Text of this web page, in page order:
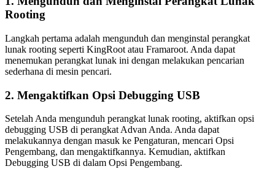
Rooting
Langkah pertama adalah mengunduh dan menginstal perangkat
lunak rooting seperti KingRoot atau Framaroot. Anda dapat
menemukan perangkat lunak ini dengan melakukan pencarian
sederhana di mesin pencari.
2. Mengaktifkan Opsi Debugging USB
Setelah Anda mengunduh perangkat lunak rooting, aktifkan opsi
debugging USB di perangkat Advan Anda. Anda dapat
melakukannya dengan masuk ke Pengaturan, mencari Opsi
Pengembang, dan mengaktifkannya. Kemudian, aktifkan
Debugging USB di dalam Opsi Pengembang.